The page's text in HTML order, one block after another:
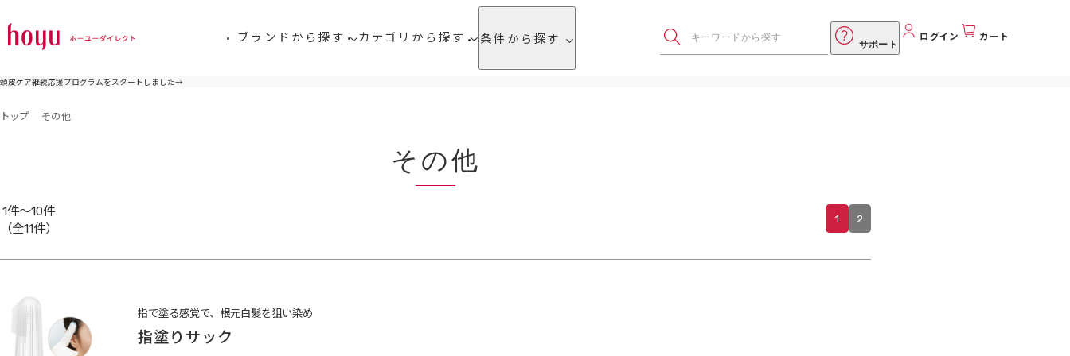
ブランドから探す カテゴリから探す 条件から探す サポート
ログイン カート
頭皮ケア継続応援プログラムをスタートしました→
トップ その他
その他
1件～10件
（全11件）
1 2
指で塗る感覚で、根元白髪を狙い染め
指塗りサック